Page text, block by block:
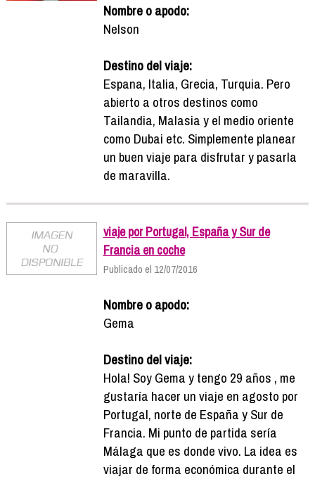
Nombre o apodo:
Nelson
Destino del viaje:
Espana, Italia, Grecia, Turquia. Pero
abierto a otros destinos como
Tailandia, Malasia y el medio oriente
como Dubai etc. Simplemente planear
un buen viaje para disfrutar y pasarla
de maravilla.
viaje por Portugal, España y Sur de
Francia en coche
Publicado el 12/07/2016
Nombre o apodo:
Gema
Destino del viaje:
Hola! Soy Gema y tengo 29 años , me
gustaría hacer un viaje en agosto por
Portugal, norte de España y Sur de
Francia. Mi punto de partida sería
Málaga que es donde vivo. La idea es
viajar de forma económica durante el